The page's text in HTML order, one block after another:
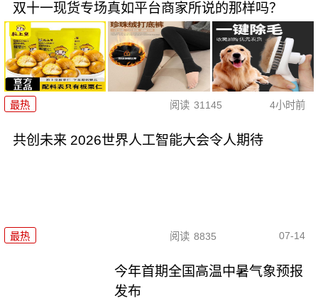
双十一现货专场真如平台商家所说的那样吗？
最热 阅读 31145 4小时前
共创未来 2026世界人工智能大会令人期待
最热 阅读 8835 07-14
今年首期全国高温中暑气象预报
发布